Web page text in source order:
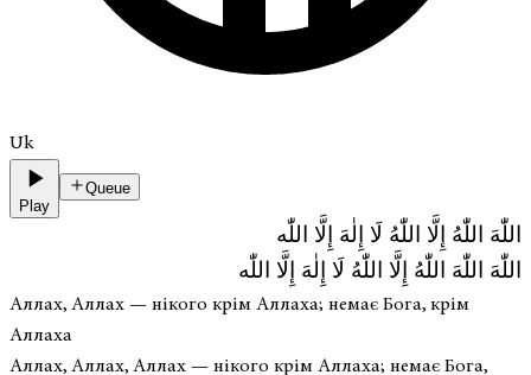
Uk
Play
Queue
اللّٰهَ اللّٰهُ إِلَّا اللّٰهُ لَا إِلٰهَ إِلَّا اللّٰه
اللّٰهَ اللّٰهَ اللّٰهُ إِلَّا اللّٰهُ لَا إِلٰهَ إِلَّا اللّٰه
Аллах, Аллах — нікого крім Аллаха; немає Бога, крім
Аллаха
Аллах, Аллах, Аллах — нікого крім Аллаха; немає Бога,